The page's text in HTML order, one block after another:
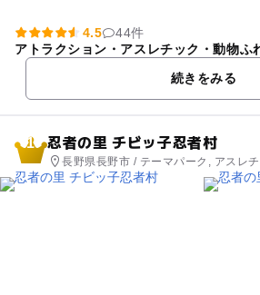
4.5
44件
アトラクション・アスレチック・動物ふ
続きをみる
1 忍者の里 チビッ子忍者村
長野県長野市 / テーマパーク, アスレチ